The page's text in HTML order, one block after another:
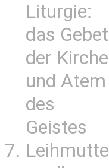
Liturgie:
das Gebet
der Kirche
und Atem
des
Geistes
Leihmutte